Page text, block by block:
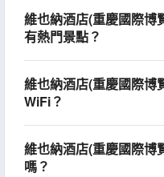
維也納酒店(重慶國際博
有熱門景點？
維也納酒店(重慶國際博
WiFi？
維也納酒店(重慶國際博
嗎？